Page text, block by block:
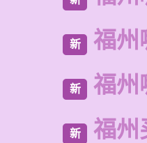
新 福州
新 福州
新 福州